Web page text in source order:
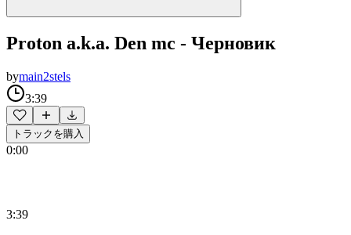
Proton a.k.a. Den mc - Черновик
bymain2stels
3:39
トラックを購入
0:00
3:39